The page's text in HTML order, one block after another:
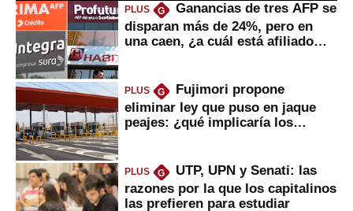
PLUS G
Ganancias de tres AFP se
disparan más de 24%, pero en
una caen, ¿a cuál está afiliado
PLUS G
Fujimori propone
eliminar ley que puso en jaque
peajes: ¿qué implicaría los
PLUS G
UTP, UPN y Senati: las
razones por la que los capitalinos
las prefieren para estudiar